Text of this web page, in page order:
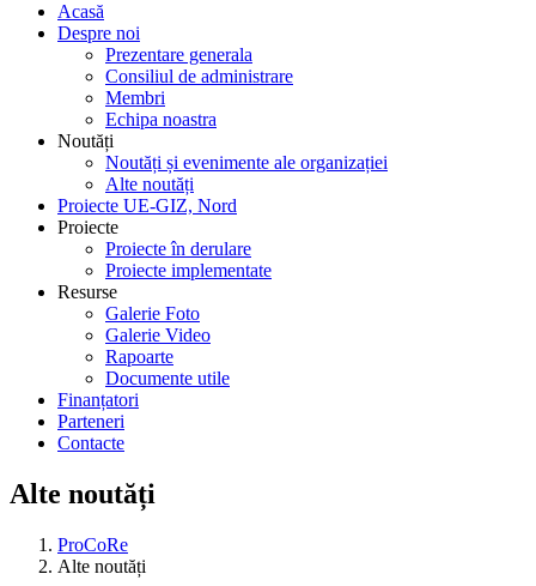
Acasă
Despre noi
Prezentare generala
Consiliul de administrare
Membri
Echipa noastra
Noutăți
Noutăți și evenimente ale organizației
Alte noutăți
Proiecte UE-GIZ, Nord
Proiecte
Proiecte în derulare
Proiecte implementate
Resurse
Galerie Foto
Galerie Video
Rapoarte
Documente utile
Finanțatori
Parteneri
Contacte
Alte noutăți
ProCoRe
Alte noutăți